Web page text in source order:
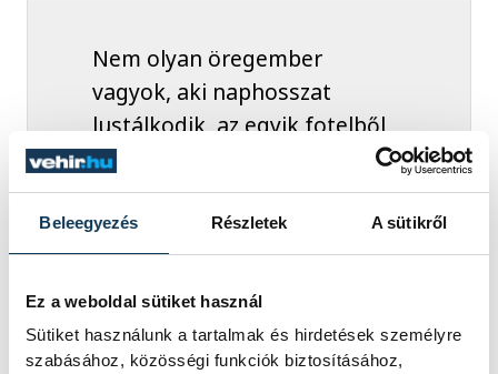
Beleegyezés Részletek A sütikről
Ez a weboldal sütiket használ
Sütiket használunk a tartalmak és hirdetések személyre
szabásához, közösségi funkciók biztosításához,
Nem olyan öregember
vagyok, aki naphosszat
lustálkodik, az egyik fotelből
a másikba ül át, és nem hisz
a mozgás éltető erejében.
Isten tudja, hogy még
hányszor találkozhatok a
tapolcai gimnáziumban
végzett diákjaimmal, mert a
„ketyegő” néha kicsit